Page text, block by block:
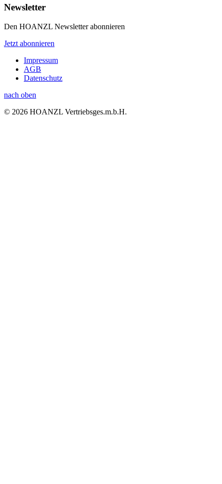
Newsletter
Den HOANZL Newsletter abonnieren
Jetzt abonnieren
Impressum
AGB
Datenschutz
nach oben
© 2026 HOANZL Vertriebsges.m.b.H.